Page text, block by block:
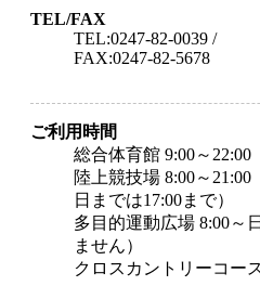
TEL/FAX
TEL:0247-82-0039 /
FAX:0247-82-5678
ご利用時間
総合体育館 9:00～22:00
陸上競技場 8:00～21:00
日までは17:00まで）
多目的運動広場 8:00～
ません）
クロスカントリーコー